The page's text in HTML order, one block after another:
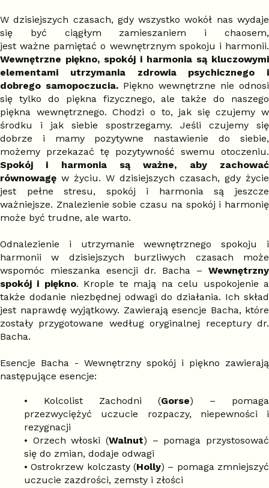
W dzisiejszych czasach, gdy wszystko wokół nas wydaje
się być ciągłym zamieszaniem i chaosem,
jest ważne pamiętać o wewnętrznym spokoju i harmonii.
Wewnętrzne piękno, spokój i harmonia są kluczowymi
elementami utrzymania zdrowia psychicznego i
dobrego samopoczucia. Piękno wewnętrzne nie odnosi
się tylko do piękna fizycznego, ale także do naszego
piękna wewnętrznego. Chodzi o to, jak się czujemy w
środku i jak siebie spostrzegamy. Jeśli czujemy się
dobrze i mamy pozytywne nastawienie do siebie,
możemy przekazać tę pozytywność swemu otoczeniu.
Spokój i harmonia są ważne, aby zachować
równowagę w życiu. W dzisiejszych czasach, gdy życie
jest pełne stresu, spokój i harmonia są jeszcze
ważniejsze. Znalezienie sobie czasu na spokój i harmonię
może być trudne, ale warto.
Odnalezienie i utrzymanie wewnętrznego spokoju i
harmonii w dzisiejszych burzliwych czasach może
wspomóc mieszanka esencji dr. Bacha – Wewnętrzny
spokój i piękno. Krople te mają na celu uspokojenie a
także dodanie niezbędnej odwagi do działania. Ich skład
jest naprawdę wyjątkowy. Zawierają esencje Bacha, które
zostały przygotowane według oryginalnej receptury dr.
Bacha.
Esencje Bacha - Wewnętrzny spokój i piękno zawierają
następujące esencje:
• Kolcolist Zachodni (Gorse) – pomaga
przezwyciężyć uczucie rozpaczy, niepewności i
rezygnacji
• Orzech włoski (Walnut) – pomaga przystosować
się do zmian, dodaje odwagi
• Ostrokrzew kolczasty (Holly) – pomaga zmniejszyć
uczucie zazdrości, zemsty i złości